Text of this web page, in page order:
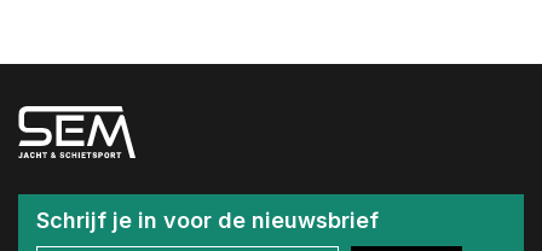
Schrijf je in voor de nieuwsbrief